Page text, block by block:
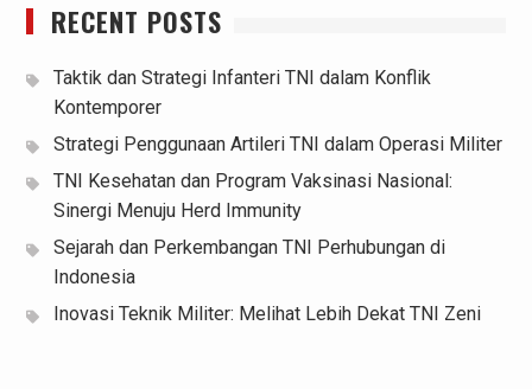
RECENT POSTS
Taktik dan Strategi Infanteri TNI dalam Konflik
Kontemporer
Strategi Penggunaan Artileri TNI dalam Operasi Militer
TNI Kesehatan dan Program Vaksinasi Nasional:
Sinergi Menuju Herd Immunity
Sejarah dan Perkembangan TNI Perhubungan di
Indonesia
Inovasi Teknik Militer: Melihat Lebih Dekat TNI Zeni